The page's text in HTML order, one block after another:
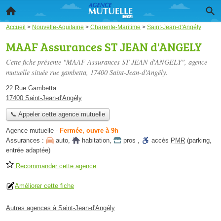
Accueil > Nouvelle-Aquitaine > Charente-Maritime > Saint-Jean-d'Angély
MAAF Assurances ST JEAN d'ANGELY
Cette fiche présente "MAAF Assurances ST JEAN d'ANGELY", agence
mutuelle située rue gambetta, 17400 Saint-Jean-d'Angély.
22 Rue Gambetta
17400 Saint-Jean-d'Angély
📞 Appeler cette agence mutuelle
Agence mutuelle - Fermée, ouvre à 9h
Assurances :
auto, habitation, pros , accès PMR (parking,
entrée adaptée)
Recommander cette agence
Améliorer cette fiche
Autres agences à Saint-Jean-d'Angély